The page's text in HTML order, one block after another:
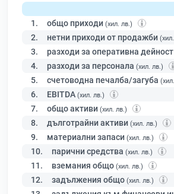
1. общо приходи (хил. лв.)
2. нетни приходи от продажби
3. разходи за оперативна дейност
4. разходи за персонала (хил. лв.)
5. счетоводна печалба/загуба
6. EBITDA (хил. лв.)
7. общо активи (хил. лв.)
8. дълготрайни активи (хил. лв.)
9. материални запаси (хил. лв.)
10. парични средства (хил. лв.)
11. вземания общо (хил. лв.)
12. задължения общо (хил. лв.)